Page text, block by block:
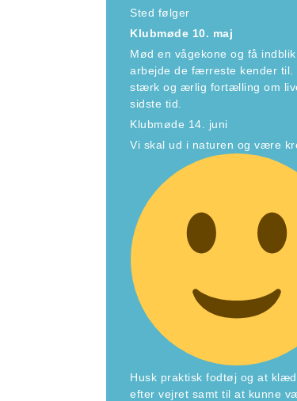
Sted følger
Klubmøde 10. maj
Mød en vågekone og få
arbejde de færreste kender til.
stærk og ærlig fortælling om
sidste tid.
Klubmøde 14. juni
Vi skal ud i naturen og være
Husk praktisk fodtøj og at
efter vejret samt til at kunne